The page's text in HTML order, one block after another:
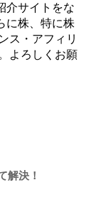
介サイトをな
に株、特に株
ス・アフィリ
よろしくお願
解決！